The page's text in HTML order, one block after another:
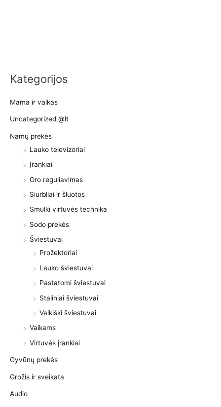
Kategorijos
Mama ir vaikas
Uncategorized @lt
Namų prekės
Lauko televizoriai
Įrankiai
Oro reguliavimas
Siurbliai ir šluotos
Smulki virtuvės technika
Sodo prekės
Šviestuvai
Prožektoriai
Lauko šviestuvai
Pastatomi šviestuvai
Staliniai šviestuvai
Vaikiški šviestuvai
Vaikams
Virtuvės įrankiai
Gyvūnų prekės
Grožis ir sveikata
Audio